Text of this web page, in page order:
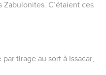
C’étaient ces
tirage au sort à Issacar,